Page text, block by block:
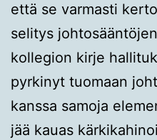
että se varmasti
selitys
kollegion kirje
pyrkinyt tuomaan
kanssa samoja
jää kauas